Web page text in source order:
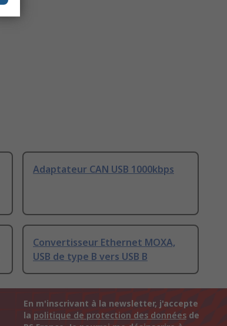
Adaptateur CAN USB 1000kbps
Convertisseur Ethernet MOXA,
USB de type B vers USB B
En m'inscrivant à la newsletter, j'accepte
la politique de protection des données de